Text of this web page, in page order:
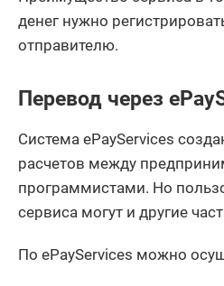
денег нужно
отправителю.
Перевод через
Система ePayServices
расчетов между
программистами. Но
сервиса могут и другие
По ePayServices можно